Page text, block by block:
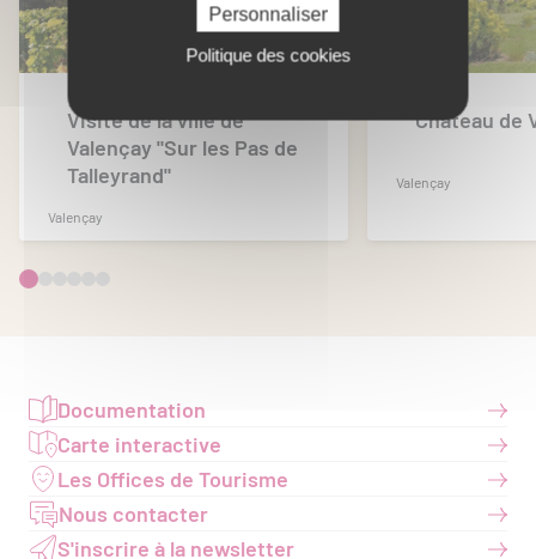
Visite de la ville de
Valençay "Sur les Pas de
Talleyrand"
Valençay
Château de
Valençay
Documentation
Carte interactive
Les Offices de Tourisme
Nous contacter
S'inscrire à la newsletter
Personnaliser
Politique des cookies